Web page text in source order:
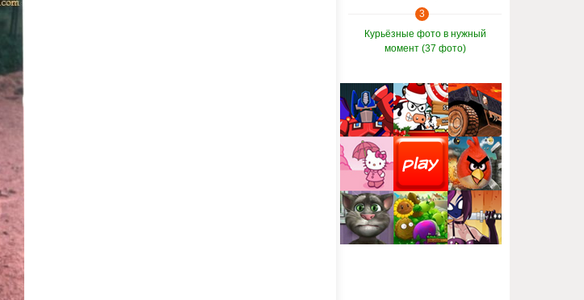
3
Курьёзные фото в нужный
момент (37 фото)